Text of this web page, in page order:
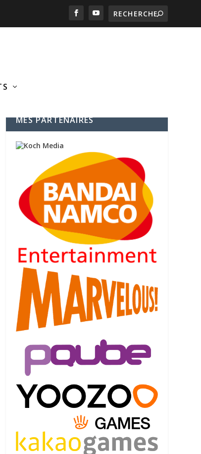
MES PARTENAIRES